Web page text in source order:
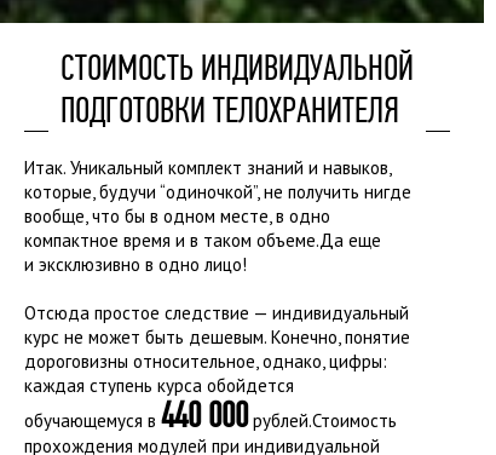
СТОИМОСТЬ ИНДИВИДУАЛЬНОЙ
ПОДГОТОВКИ ТЕЛОХРАНИТЕЛЯ
Итак. Уникальный комплект знаний и навыков,
которые, будучи “одиночкой”, не получить нигде
вообще, что бы в одном месте, в одно
компактное время и в таком объеме.​Да еще
и эксклюзивно в одно лицо!
Отсюда простое следствие — индивидуальный
курс не может быть дешевым. Конечно, понятие
дороговизны относительное, однако, цифры:
каждая ступень курса обойдется
обучающемуся в 440 000рублей.​Стоимость
прохождения модулей при индивидуальной